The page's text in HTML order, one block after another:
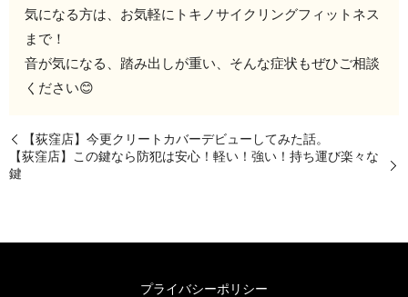
気になる方は、お気軽にトキノサイクリングフィットネス
まで！
音が気になる、踏み出しが重い、そんな症状もぜひご相談
ください😊
【荻窪店】今更クリートカバーデビューしてみた話。
【荻窪店】この鍵なら防犯は安心！軽い！強い！持ち運び楽々な
鍵
プライバシーポリシー